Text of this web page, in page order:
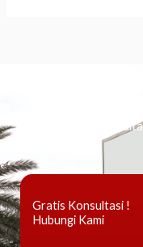
Ingin tahu tentang
Kami Berikan
Gratis Konsultasi !
Hubungi Kami